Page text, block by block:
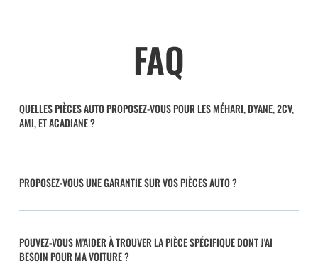
FAQ
QUELLES PIÈCES AUTO PROPOSEZ-VOUS POUR LES MÉHARI, DYANE, 2CV,
AMI, ET ACADIANE ?
PROPOSEZ-VOUS UNE GARANTIE SUR VOS PIÈCES AUTO ?
POUVEZ-VOUS M'AIDER À TROUVER LA PIÈCE SPÉCIFIQUE DONT J'AI
BESOIN POUR MA VOITURE ?